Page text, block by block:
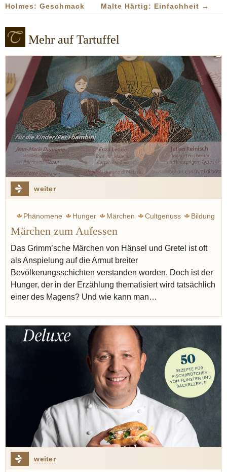
Holmes: Geschmack
Malte Härtig: Einfachheit →
Mehr auf Tartuffel
weiter
Phänomene Hunger Märchen Cultgenuss
Bildung
Märchen zum Aufessen
Das Grimm’sche Märchen von Hänsel und Gretel ist oft
als Anspielung auf die Armut breiter
Bevölkerungsschichten verstanden worden. Doch ist der
Hunger, der in der Erzählung thematisiert wird tatsächlich
einer des Magens? Und wie kann man…
weiter